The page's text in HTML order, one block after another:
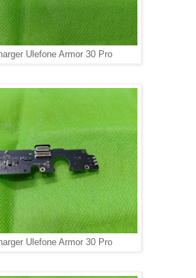
Ulefone Armor 30 Pro
Ulefone Armor 30 Pro